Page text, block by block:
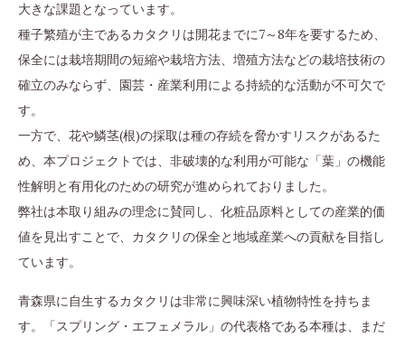
大きな課題となっています。
種子繁殖が主であるカタクリは開花までに7～8年を要するため、
保全には栽培期間の短縮や栽培方法、増殖方法などの栽培技術の
確立のみならず、園芸・産業利用による持続的な活動が不可欠で
す。
一方で、花や鱗茎(根)の採取は種の存続を脅かすリスクがあるた
め、本プロジェクトでは、非破壊的な利用が可能な「葉」の機能
性解明と有用化のための研究が進められておりました。
弊社は本取り組みの理念に賛同し、化粧品原料としての産業的価
値を見出すことで、カタクリの保全と地域産業への貢献を目指し
ています。
青森県に自生するカタクリは非常に興味深い植物特性を持ちま
す。「スプリング・エフェメラル」の代表格である本種は、まだ